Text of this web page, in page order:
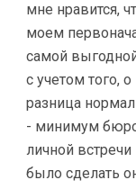
мне нравится,
моем
самой
с учетом того,
разница
- минимум
личной
было сделать